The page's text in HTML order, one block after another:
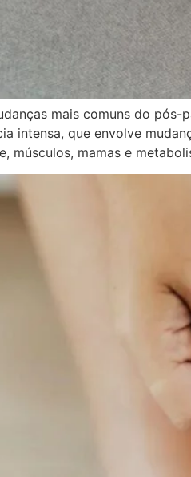
mais comuns do
intensa, que envolve
músculos, mamas e